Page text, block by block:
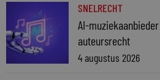
SNELRECHT
AI-
auteursrecht
4 augustus 2026